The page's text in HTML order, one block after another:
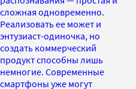
сложная одновременно.
Реализовать ее может и
энтузиаст-одиночка, но
создать коммерческий
продукт способны лишь
немногие. Современные
смартфоны уже могут